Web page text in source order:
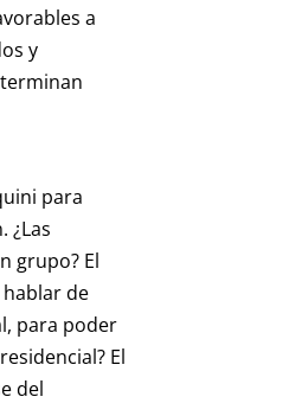
a
y
para
¿Las
grupo? El
de
para poder
El
del